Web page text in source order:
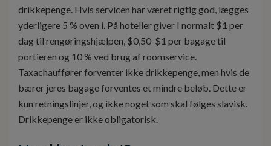
drikkepenge. Hvis servicen har været rigtig god, lægges
yderligere 5 % oven i. På hoteller giver I normalt $1 per
dag til rengøringshjælpen, $0,50-$1 per bagage til
portieren og 10 % ved brug af roomservice.
Taxachauffører forventer ikke drikkepenge, men hvis de
bærer jeres bagage forventes et mindre beløb. Dette er
kun retningslinjer, og ikke noget som skal følges slavisk.
Drikkepenge er ikke obligatorisk.